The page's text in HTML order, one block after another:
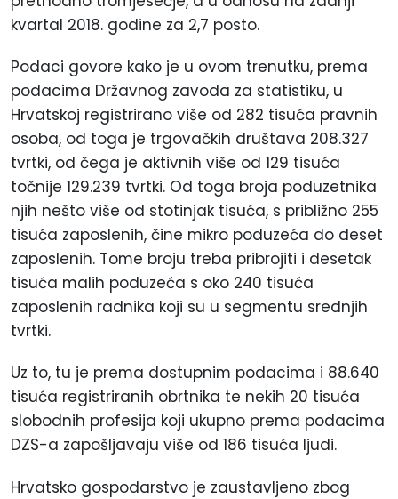
kvartal 2018. godine za 2,7 posto.
Podaci govore kako je u ovom trenutku, prema
podacima Državnog zavoda za statistiku, u
Hrvatskoj registrirano više od 282 tisuća pravnih
osoba, od toga je trgovačkih društava 208.327
tvrtki, od čega je aktivnih više od 129 tisuća
točnije 129.239 tvrtki. Od toga broja poduzetnika
njih nešto više od stotinjak tisuća, s približno 255
tisuća zaposlenih, čine mikro poduzeća do deset
zaposlenih. Tome broju treba pribrojiti i desetak
tisuća malih poduzeća s oko 240 tisuća
zaposlenih radnika koji su u segmentu srednjih
tvrtki.
Uz to, tu je prema dostupnim podacima i 88.640
tisuća registriranih obrtnika te nekih 20 tisuća
slobodnih profesija koji ukupno prema podacima
DZS-a zapošljavaju više od 186 tisuća ljudi.
Hrvatsko gospodarstvo je zaustavljeno zbog